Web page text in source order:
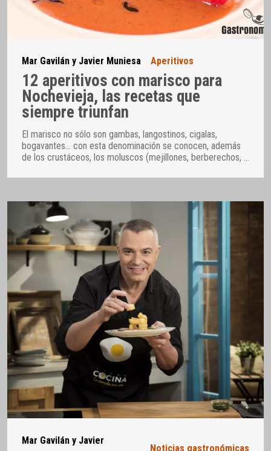
Mar Gavilán y Javier Muniesa Aperitivos
12 aperitivos con marisco para
Nochevieja, las recetas que
siempre triunfan
El marisco no sólo son gambas, langostinos, cigalas,
bogavantes… con esta denominación se conocen, además
de los crustáceos, los moluscos (mejillones, berberechos, …
Mar Gavilán y Javier
Noticias gastronómicas